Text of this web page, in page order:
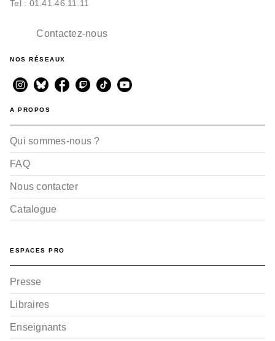
Tel : 01.41.46.11.11
Contactez-nous
NOS RÉSEAUX
A PROPOS
Qui sommes-nous ?
FAQ
Nous contacter
Catalogue
ESPACES PRO
Presse
Libraires
Enseignants